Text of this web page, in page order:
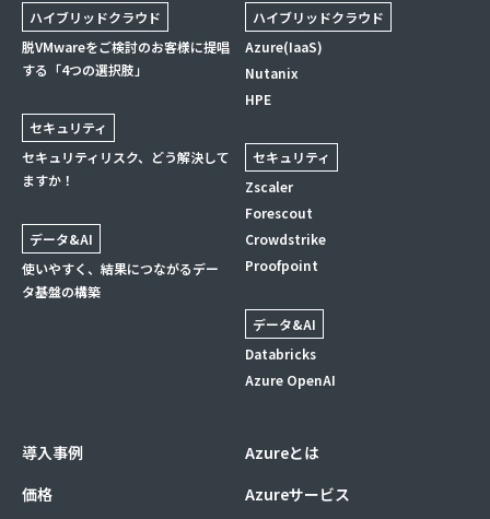
ハイブリッドクラウド
脱VMwareをご検討のお客様に提唱
する「4つの選択肢」
セキュリティ
セキュリティリスク、どう解決して
ますか！
データ&AI
使いやすく、結果につながるデー
タ基盤の構築
ハイブリッドクラウド
Azure(IaaS)
Nutanix
HPE
セキュリティ
Zscaler
Forescout
Crowdstrike
Proofpoint
データ&AI
Databricks
Azure OpenAI
導入事例
価格
Azureとは
Azureサービス